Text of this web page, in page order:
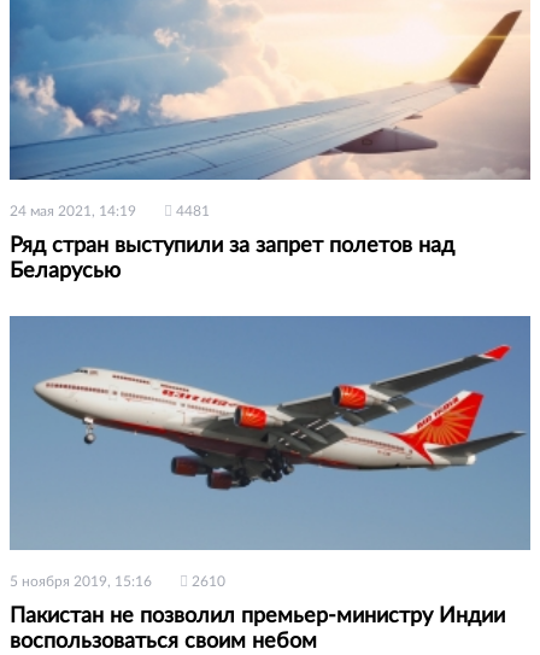
24 мая 2021, 14:19 4481
Ряд стран выступили за запрет полетов над
Беларусью
5 ноября 2019, 15:16 2610
Пакистан не позволил премьер-министру Индии
воспользоваться своим небом